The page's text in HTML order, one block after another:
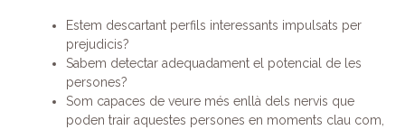
Estem descartant perfils interessants impulsats per
prejudicis?
Sabem detectar adequadament el potencial de les
persones?
Som capaces de veure més enllà dels nervis que
poden trair aquestes persones en moments clau com,